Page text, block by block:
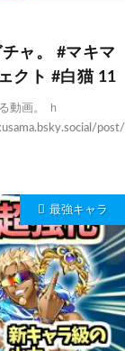
ャ。 #マキマ
クト #白猫 11
動画。 ｈ
post/
最強キャラ